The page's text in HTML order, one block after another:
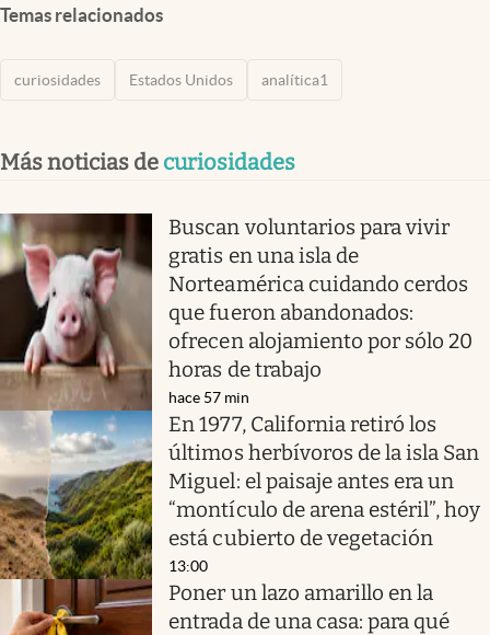
Temas relacionados
curiosidades Estados Unidos analítica1
Más noticias de curiosidades
Buscan voluntarios para vivir
gratis en una isla de
Norteamérica cuidando cerdos
que fueron abandonados:
ofrecen alojamiento por sólo 20
horas de trabajo
hace 57 min
En 1977, California retiró los
últimos herbívoros de la isla San
Miguel: el paisaje antes era un
“montículo de arena estéril”, hoy
está cubierto de vegetación
13:00
Poner un lazo amarillo en la
entrada de una casa: para qué